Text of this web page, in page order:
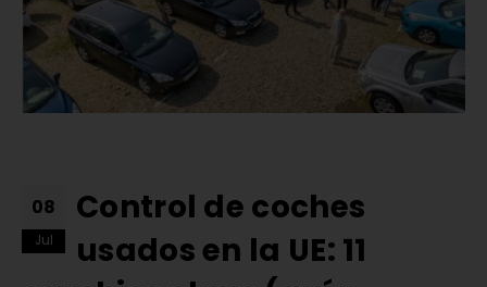
08
Jul
Control de coches
usados en la UE: 11